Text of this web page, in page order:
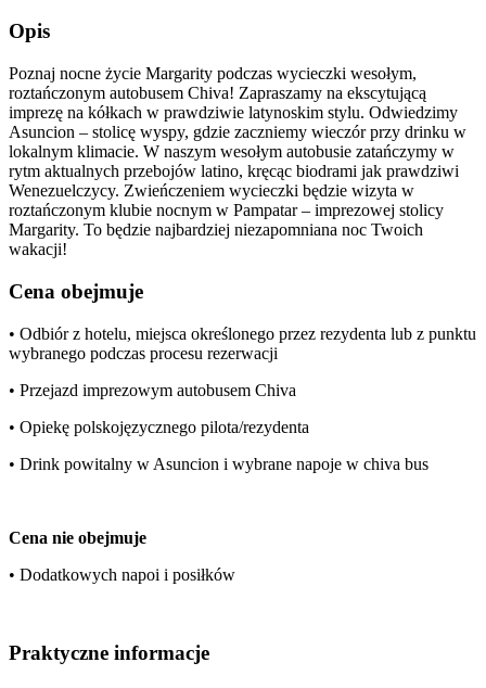
Opis
Poznaj nocne życie Margarity podczas wycieczki wesołym,
roztańczonym autobusem Chiva! Zapraszamy na ekscytującą
imprezę na kółkach w prawdziwie latynoskim stylu. Odwiedzimy
Asuncion – stolicę wyspy, gdzie zaczniemy wieczór przy drinku w
lokalnym klimacie. W naszym wesołym autobusie zatańczymy w
rytm aktualnych przebojów latino, kręcąc biodrami jak prawdziwi
Wenezuelczycy. Zwieńczeniem wycieczki będzie wizyta w
roztańczonym klubie nocnym w Pampatar – imprezowej stolicy
Margarity. To będzie najbardziej niezapomniana noc Twoich
wakacji!
Cena obejmuje
• Odbiór z hotelu, miejsca określonego przez rezydenta lub z punktu
wybranego podczas procesu rezerwacji
• Przejazd imprezowym autobusem Chiva
• Opiekę polskojęzycznego pilota/rezydenta
• Drink powitalny w Asuncion i wybrane napoje w chiva bus
Cena nie obejmuje
• Dodatkowych napoi i posiłków
Praktyczne informacje